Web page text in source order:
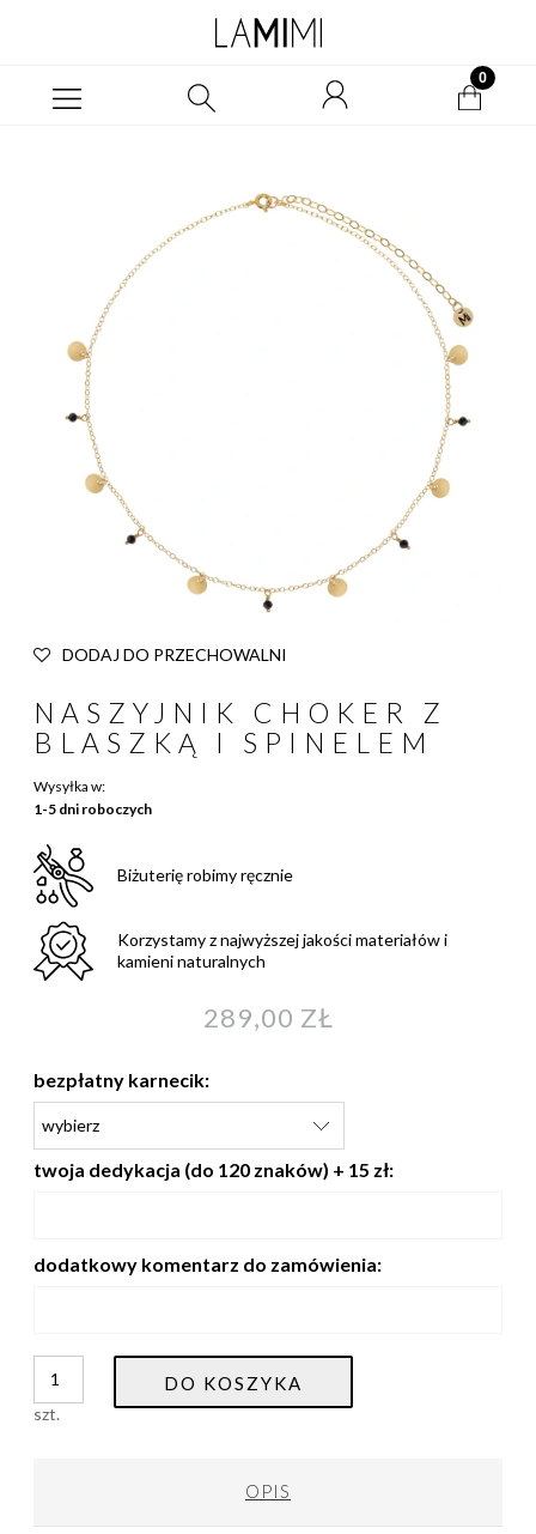
DODAJ DO PRZECHOWALNI
NASZYJNIK CHOKER Z
BLASZKĄ I SPINELEM
Wysyłka w:
1-5 dni roboczych
Biżuterię robimy ręcznie
Korzystamy z najwyższej jakości materiałów i
kamieni naturalnych
289,00 ZŁ
bezpłatny karnecik:
twoja dedykacja (do 120 znaków) + 15 zł:
dodatkowy komentarz do zamówienia:
szt.
DO KOSZYKA
OPIS